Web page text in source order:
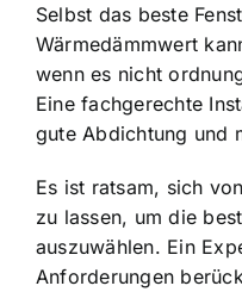
Selbst das beste
Wärmedämmwert
wenn es nicht
Eine fachgerechte
gute Abdichtung und
Es ist ratsam, sich
zu lassen, um die
auszuwählen. Ein
Anforderungen